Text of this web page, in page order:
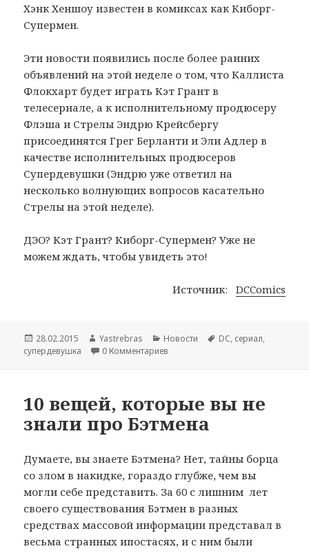
Хэнк Хеншоу известен в комиксах как Киборг-
Супермен.
Эти новости появились после более ранних
объявлений на этой неделе о том, что Каллиста
Флокхарт будет играть Кэт Грант в
телесериале, а к исполнительному продюсеру
Флэша и Стрелы Эндрю Крейсбергу
присоединятся Грег Берланти и Эли Адлер в
качестве исполнительных продюсеров
Супердевушки (Эндрю уже ответил на
несколько волнующих вопросов касательно
Стрелы на этой неделе).
ДЭО? Кэт Грант? Киборг-Супермен? Уже не
можем ждать, чтобы увидеть это!
Источник: DCComics
Опубликовано
28.02.2015 Автор
Yastrebras Рубрики
Новости Метки
DC, сериал,
супердевушка
0 Комментариев
10 вещей, которые вы не
знали про Бэтмена
Думаете, вы знаете Бэтмена? Нет, тайны борца
со злом в накидке, гораздо глубже, чем вы
могли себе представить. За 60 с лишним лет
своего существования Бэтмен в разных
средствах массовой информации представал в
весьма странных ипостасях, и с ним были